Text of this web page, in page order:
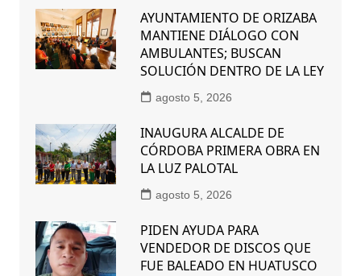
AYUNTAMIENTO DE ORIZABA
MANTIENE DIÁLOGO CON
AMBULANTES; BUSCAN
SOLUCIÓN DENTRO DE LA LEY
agosto 5, 2026
INAUGURA ALCALDE DE
CÓRDOBA PRIMERA OBRA EN
LA LUZ PALOTAL
agosto 5, 2026
PIDEN AYUDA PARA
VENDEDOR DE DISCOS QUE
FUE BALEADO EN HUATUSCO